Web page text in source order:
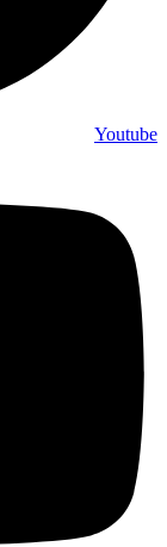
Youtube